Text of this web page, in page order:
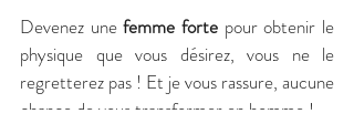
Devenez une femme forte pour obtenir le
physique que vous désirez, vous ne le
regretterez pas ! Et je vous rassure, aucune
chance de vous transformer en homme !